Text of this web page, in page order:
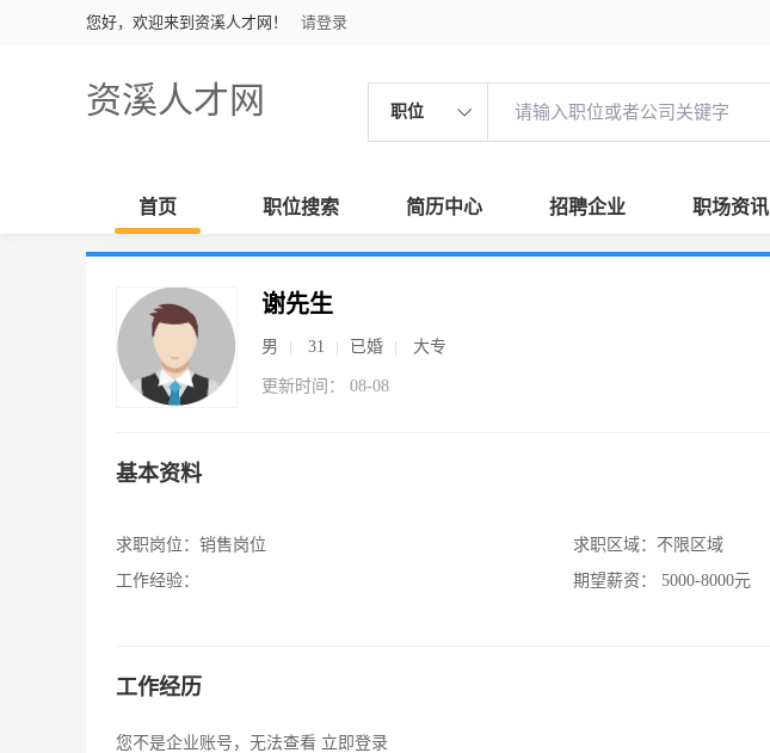
您好，欢迎来到资溪人才网！ 请登录
资溪人才网 职位
首页 职位搜索 简历中心 招聘企业 职场资讯
谢先生
男 31 已婚 大专
更新时间： 08-08
基本资料
求职岗位： 销售岗位
工作经验：
求职区域： 不限区域
期望薪资：
5000-8000元
工作经历
您不是企业账号，无法查看 立即登录